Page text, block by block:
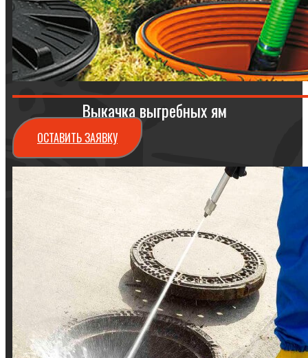
Выкачка выгребных ям
ОСТАВИТЬ ЗАЯВКУ